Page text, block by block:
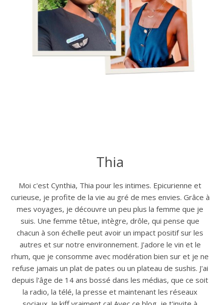
Thia
Moi c'est Cynthia, Thia pour les intimes. Epicurienne et
curieuse, je profite de la vie au gré de mes envies. Grâce à
mes voyages, je découvre un peu plus la femme que je
suis. Une femme têtue, intègre, drôle, qui pense que
chacun à son échelle peut avoir un impact positif sur les
autres et sur notre environnement. J'adore le vin et le
rhum, que je consomme avec modération bien sur et je ne
refuse jamais un plat de pates ou un plateau de sushis. J'ai
depuis l'âge de 14 ans bossé dans les médias, que ce soit
la radio, la télé, la presse et maintenant les réseaux